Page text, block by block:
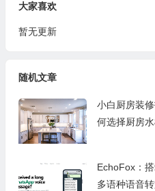
大家喜欢
暂无更新
随机文章
小白厨房装
何选择厨房水
EchoFox：
多语种语音